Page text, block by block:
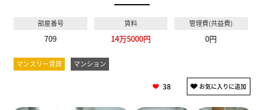
部屋番号
709
賃料
14万5000円
管理費(共益費)
0円
マンスリー賃貸 マンション
38